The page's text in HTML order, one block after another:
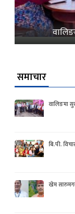
समाचार
वालिङमा
बि.पी.
खेम